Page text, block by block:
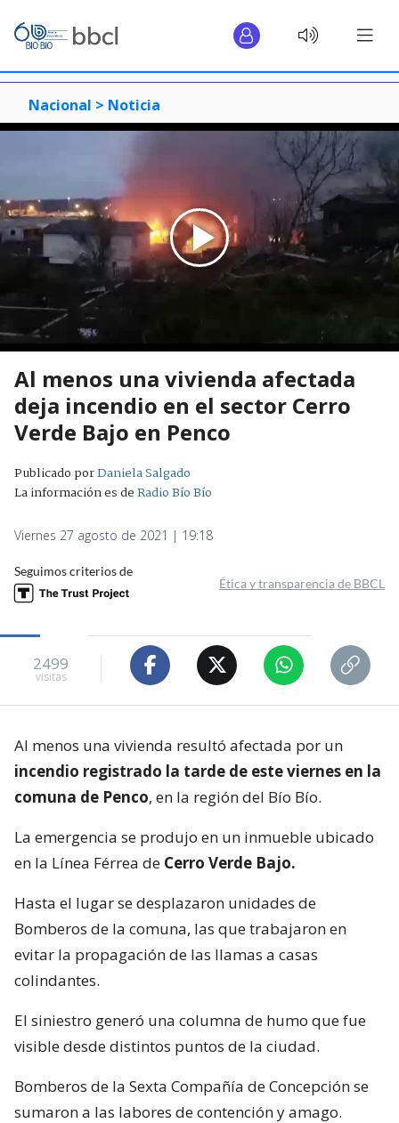
Nacional > Noticia
Al menos una vivienda afectada
deja incendio en el sector Cerro
Verde Bajo en Penco
Publicado porDaniela Salgado
La información es deRadio Bío Bío
Viernes 27 agosto de 2021 | 19:18
Seguimos criterios de
Ética y transparencia de BBCL
2499
visitas
Al menos una vivienda resultó afectada por un
incendio registrado la tarde de este viernes en la
comuna de Penco, en la región del Bío Bío.
La emergencia se produjo en un inmueble ubicado
en la Línea Férrea de Cerro Verde Bajo.
Hasta el lugar se desplazaron unidades de
Bomberos de la comuna, las que trabajaron en
evitar la propagación de las llamas a casas
colindantes.
El siniestro generó una columna de humo que fue
visible desde distintos puntos de la ciudad.
Bomberos de la Sexta Compañía de Concepción se
sumaron a las labores de contención y amago.